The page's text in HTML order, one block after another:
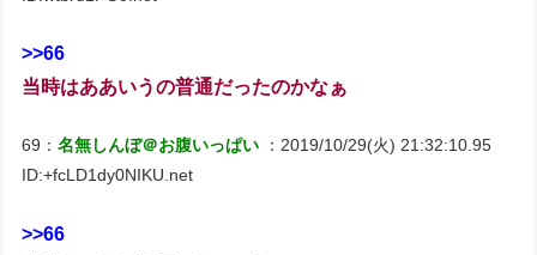
>>66
当時はああいうの普通だったのかなぁ
69：名無しんぼ＠お腹いっぱい
：2019/10/29(火) 21:32:10.95
ID:+fcLD1dy0NIKU.net
>>66